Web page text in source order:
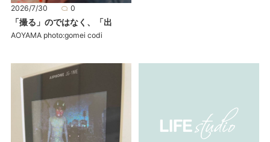
2026/7/30 0
「撮る」のではなく、「出
AOYAMA photo:gomei codi